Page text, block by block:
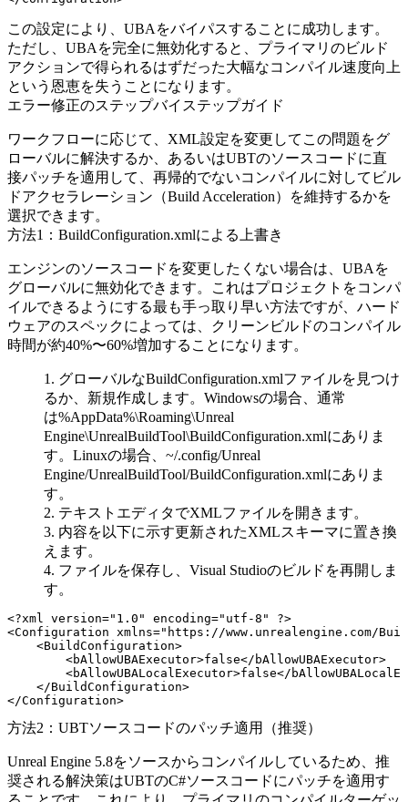
この設定により、UBAをバイパスすることに成功します。
ただし、UBAを完全に無効化すると、プライマリのビルド
アクションで得られるはずだった大幅なコンパイル速度向上
という恩恵を失うことになります。
エラー修正のステップバイステップガイド
ワークフローに応じて、XML設定を変更してこの問題をグ
ローバルに解決するか、あるいはUBTのソースコードに直
接パッチを適用して、再帰的でないコンパイルに対してビル
ドアクセラレーション（Build Acceleration）を維持するかを
選択できます。
方法1：BuildConfiguration.xmlによる上書き
エンジンのソースコードを変更したくない場合は、UBAを
グローバルに無効化できます。これはプロジェクトをコンパ
イルできるようにする最も手っ取り早い方法ですが、ハード
ウェアのスペックによっては、クリーンビルドのコンパイル
時間が約40%〜60%増加することになります。
グローバルなBuildConfiguration.xmlファイルを見つけ
るか、新規作成します。Windowsの場合、通常
は%AppData%\Roaming\Unreal
Engine\UnrealBuildTool\BuildConfiguration.xmlにありま
す。Linuxの場合、 ~/.config/Unreal
Engine/UnrealBuildTool/BuildConfiguration.xmlにありま
す。
テキストエディタでXMLファイルを開きます。
内容を以下に示す更新されたXMLスキーマに置き換
えます。
ファイルを保存し、Visual Studioのビルドを再開しま
す。
<?xml version="1.0" encoding="utf-8" ?>
<Configuration xmlns="https://www.unrealengine.com/
    <BuildConfiguration>
        <bAllowUBAExecutor>false</bAllowUBAExecutor>
<bAllowUBALocalExecutor>false</
    </BuildConfiguration>
方法2：UBTソースコードのパッチ適用（推奨）
Unreal Engine 5.8をソースからコンパイルしているため、推
奨される解決策はUBTのC#ソースコードにパッチを適用す